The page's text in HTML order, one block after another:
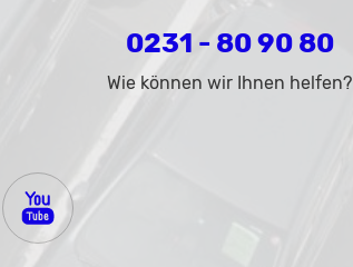
0231 - 80 90 80
Wie können wir Ihnen helfen?